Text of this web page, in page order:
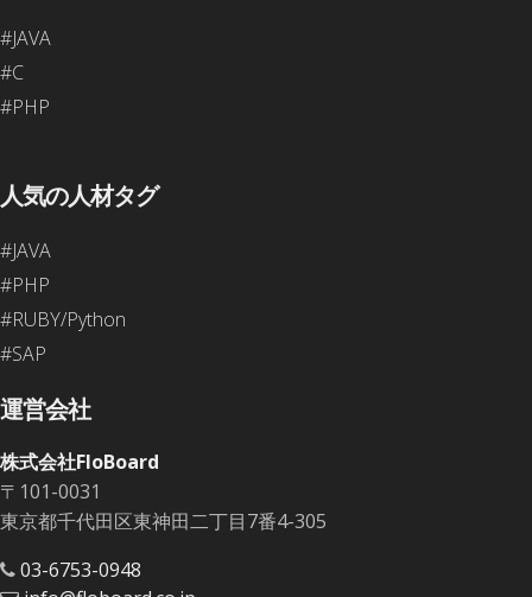
#JAVA
#C
#PHP
人気の人材タグ
#JAVA
#PHP
#RUBY/Python
#SAP
運営会社
株式会社FloBoard
〒101-0031
東京都千代田区東神田二丁目7番4-305
03-6753-0948